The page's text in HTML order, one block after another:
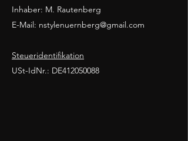
Inhaber: M. Rautenberg
E-Mail: nstylenuernberg@gmail.com
Steueridentifikation
USt-IdNr.: DE412050088